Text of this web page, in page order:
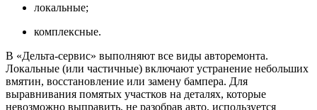
локальные;
комплексные.
В «Дельта-сервис» выполняют все виды авторемонта.
Локальные (или частичные) включают устранение небольших
вмятин, восстановление или замену бампера. Для
выравнивания помятых участков на деталях, которые
невозможно выправить, не разобрав авто, используется